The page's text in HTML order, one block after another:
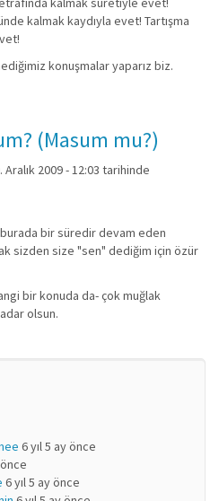
kalmak kaydıyla evet! Tartışma
konuşmalar yaparız biz.
(Masum mu?)
Aralık 2009 - 12:03 tarihinde
bir süredir devam eden
sizden size "sen" dediğim için özür
bir konuda da- çok muğlak
olsun.
6 yıl 5 ay önce
6 yıl 5 ay önce